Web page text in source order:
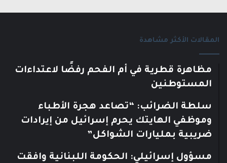
المقالات الأكثر مشاهدة
مظاهرة قطرية في أم الفحم رفضًا لاعتداءات
المستوطنين
سلطة الضرائب: “تصاعد هجرة الأطباء
وموظفي الهايتك يحرم إسرائيل من إيرادات
ضريبية بمليارات الشواكل”
مسؤول إسرائيلي: الحكومة اللبنانية وافقت